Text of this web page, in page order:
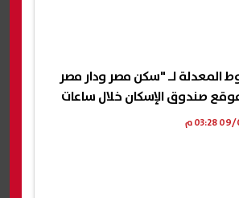
المعدلة لـ "سكن مصر ودار مصر
صندوق الإسكان خلال ساعات